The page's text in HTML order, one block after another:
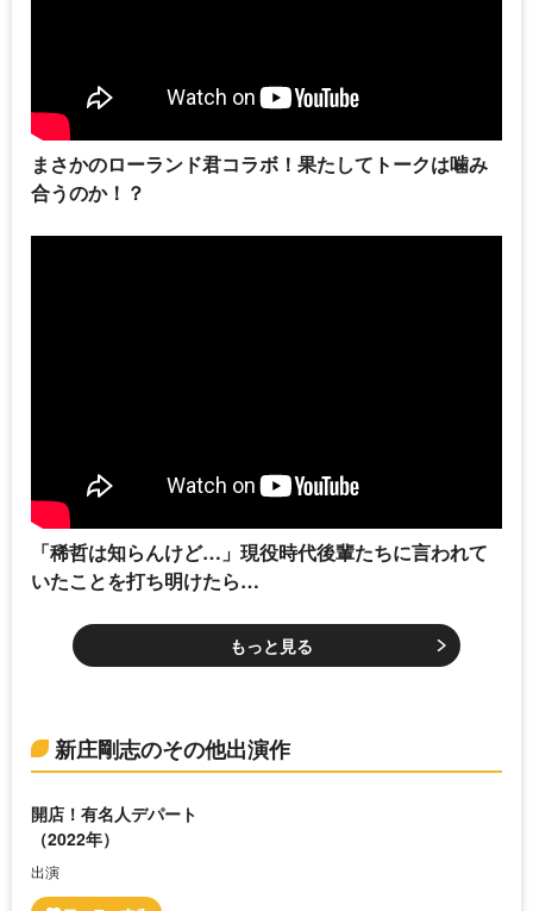
まさかのローランド君コラボ！果たしてトークは噛み
合うのか！？
「稀哲は知らんけど…」現役時代後輩たちに言われて
いたことを打ち明けたら…
もっと見る
新庄剛志のその他出演作
開店！有名人デパート
（2022年）
出演